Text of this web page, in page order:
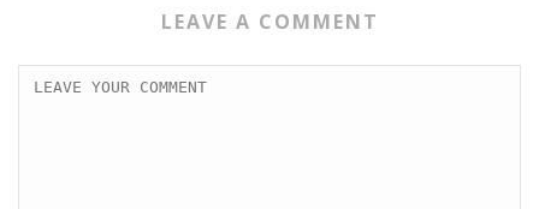
LEAVE A COMMENT